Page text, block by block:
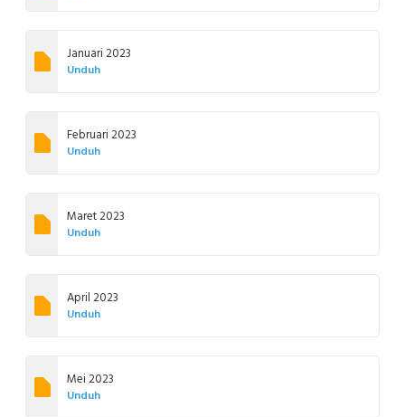
Januari 2023
Unduh
Februari 2023
Unduh
Maret 2023
Unduh
April 2023
Unduh
Mei 2023
Unduh